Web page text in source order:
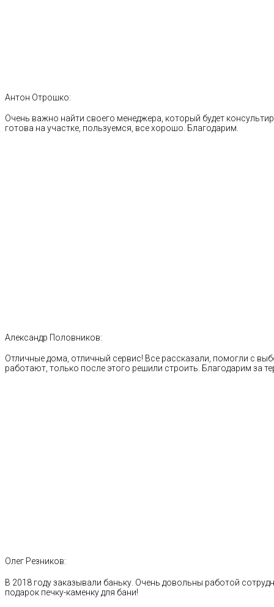
Антон Отрошко:
Очень важно найти своего менеджера, который будет
готова на участке, пользуемся, все хорошо. Благодарим.
Александр Половников:
Отличные дома, отличный сервис! Все рассказали, помогли с
работают, только после этого решили строить. Благодарим за
Олег Резников:
В 2018 году заказывали баньку. Очень довольны работой
подарок печку-каменку для бани!